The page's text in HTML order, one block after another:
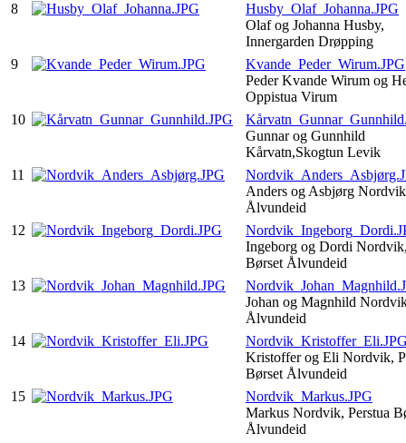
8
Husby_Olaf_Johanna.JPG
Olaf og Johanna Husby,
Innergarden Drøpping
9
Kvande_Peder_Wirum.JPG
Peder Kvande Wirum og
Oppistua Virum
10
Gunnar og Gunnhild
Kårvatn,Skogtun Levik
11
Anders og Asbjørg
Ålvundeid
12
Ingeborg og Dordi
Børset Ålvundeid
13
Johan og Magnhild
Ålvundeid
14
Kristoffer og Eli Nordvik,
Børset Ålvundeid
15
Nordvik_Markus.JPG
Markus Nordvik, Perstua
Ålvundeid